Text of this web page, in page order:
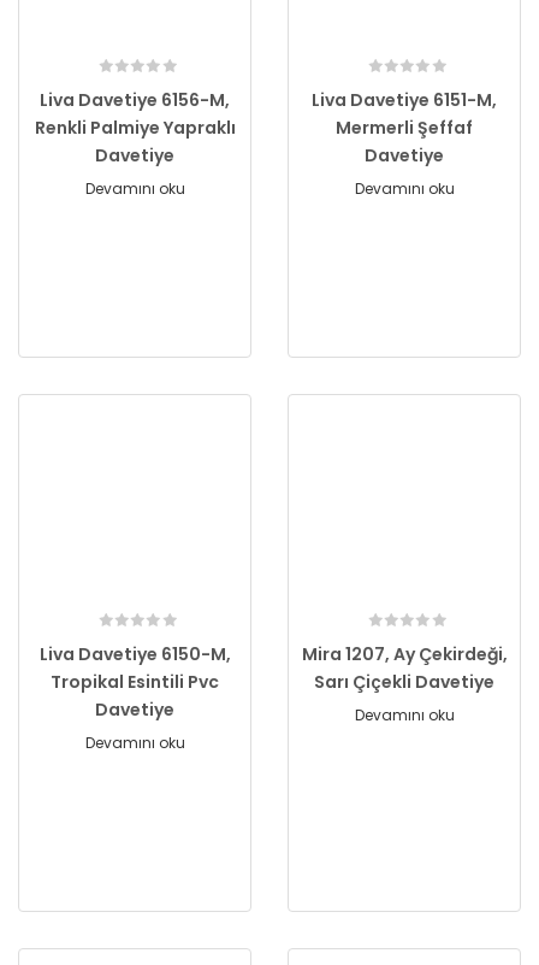
Liva Davetiye 6156-M,
Renkli Palmiye Yapraklı
Davetiye
Devamını oku
Liva Davetiye 6151-M,
Mermerli Şeffaf
Davetiye
Devamını oku
Liva Davetiye 6150-M,
Tropikal Esintili Pvc
Davetiye
Devamını oku
Mira 1207, Ay Çekirdeği,
Sarı Çiçekli Davetiye
Devamını oku